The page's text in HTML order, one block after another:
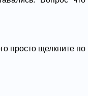
просто щелкните по